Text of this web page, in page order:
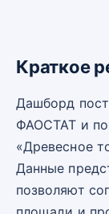
Краткое
Дашборд
ФАОСТАТ и
«Древесное
Данные
позволяют